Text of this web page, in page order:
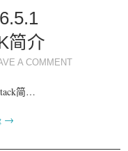
简介
A COMMENT
简…
→